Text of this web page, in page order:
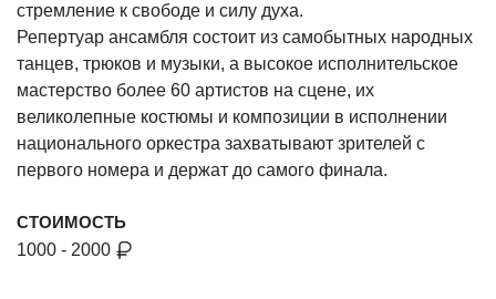
стремление к свободе и силу духа.
Репертуар ансамбля состоит из самобытных народных
танцев, трюков и музыки, а высокое исполнительское
мастерство более 60 артистов на сцене, их
великолепные костюмы и композиции в исполнении
национального оркестра захватывают зрителей с
первого номера и держат до самого финала.
СТОИМОСТЬ
1000 - 2000